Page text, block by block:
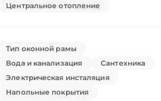
Центральное отопление
Тип оконной рамы
Вода и канализация
Сантехника
Электрическая инсталяция
Напольные покрытия